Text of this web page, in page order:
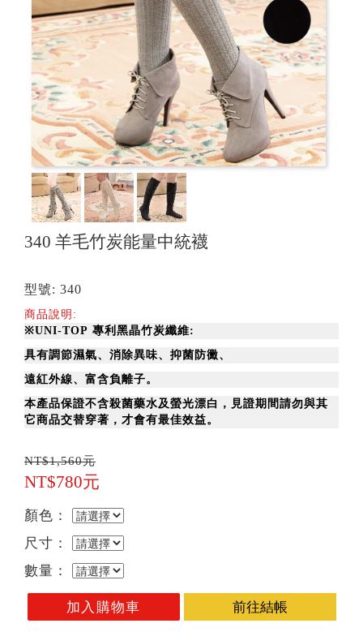
340 羊毛竹炭能量中統襪
型號: 340
商品說明:
※UNI-TOP 專利 黑晶竹炭纖維:
具有調節濕氣、 消除異味、抑菌防黴、
遠紅外線、富含負離子。
本產品保證不含殺菌藥水及螢光漂白， 見證期間請勿與其
它商品交替穿著， 才會有最佳效益。
NT$1,560元
NT$780元
顏色：
尺寸：
數量：
加入購物車 前往結帳